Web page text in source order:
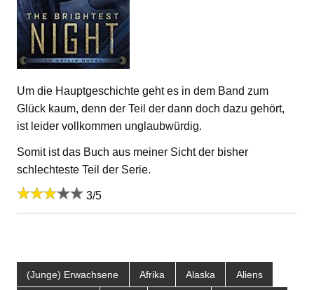
Um die Hauptgeschichte geht es in dem Band zum
Glück kaum, denn der Teil der dann doch dazu gehört,
ist leider vollkommen unglaubwürdig.
Somit ist das Buch aus meiner Sicht der bisher
schlechteste Teil der Serie.
3/5
(Junge) Erwachsene Afrika Alaska Aliens